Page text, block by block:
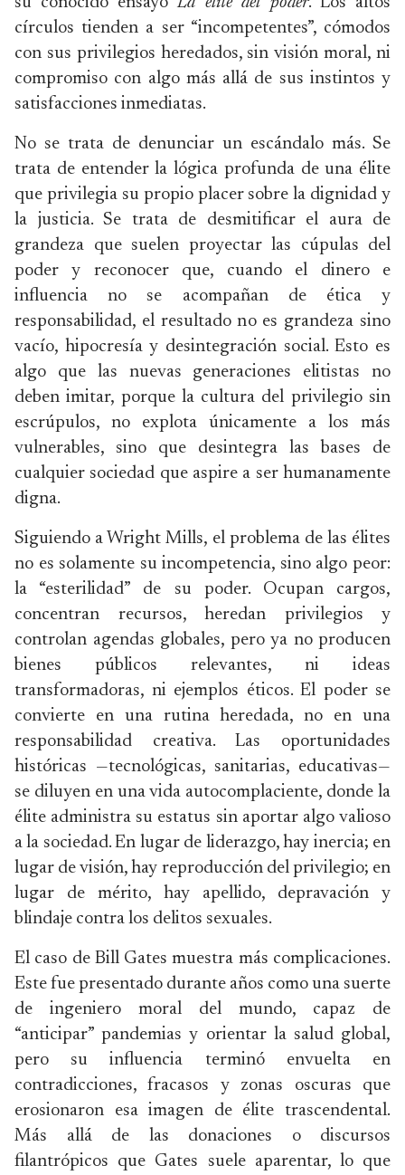
círculos tienden a ser “incompetentes”, cómodos
con sus privilegios heredados, sin visión moral, ni
compromiso con algo más allá de sus instintos y
satisfacciones inmediatas.
No se trata de denunciar un escándalo más. Se
trata de entender la lógica profunda de una élite
que privilegia su propio placer sobre la dignidad y
la justicia. Se trata de desmitificar el aura de
grandeza que suelen proyectar las cúpulas del
poder y reconocer que, cuando el dinero e
influencia no se acompañan de ética y
responsabilidad, el resultado no es grandeza sino
vacío, hipocresía y desintegración social. Esto es
algo que las nuevas generaciones elitistas no
deben imitar, porque la cultura del privilegio sin
escrúpulos, no explota únicamente a los más
vulnerables, sino que desintegra las bases de
cualquier sociedad que aspire a ser humanamente
digna.
Siguiendo a Wright Mills, el problema de las élites
no es solamente su incompetencia, sino algo peor:
la “esterilidad” de su poder. Ocupan cargos,
concentran recursos, heredan privilegios y
controlan agendas globales, pero ya no producen
bienes públicos relevantes, ni ideas
transformadoras, ni ejemplos éticos. El poder se
convierte en una rutina heredada, no en una
responsabilidad creativa. Las oportunidades
históricas —tecnológicas, sanitarias, educativas—
se diluyen en una vida autocomplaciente, donde la
élite administra su estatus sin aportar algo valioso
a la sociedad. En lugar de liderazgo, hay inercia; en
lugar de visión, hay reproducción del privilegio; en
lugar de mérito, hay apellido, depravación y
blindaje contra los delitos sexuales.
El caso de Bill Gates muestra más complicaciones.
Este fue presentado durante años como una suerte
de ingeniero moral del mundo, capaz de
“anticipar” pandemias y orientar la salud global,
pero su influencia terminó envuelta en
contradicciones, fracasos y zonas oscuras que
erosionaron esa imagen de élite trascendental.
Más allá de las donaciones o discursos
filantrópicos que Gates suele aparentar, lo que